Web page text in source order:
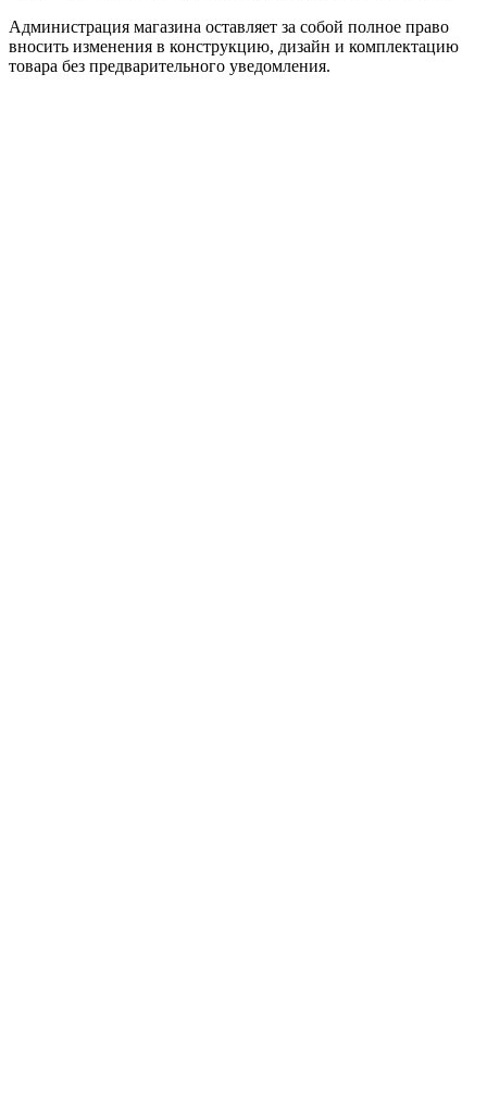
Администрация магазина оставляет за собой полное право
вносить изменения в конструкцию, дизайн и комплектацию
товара без предварительного уведомления.